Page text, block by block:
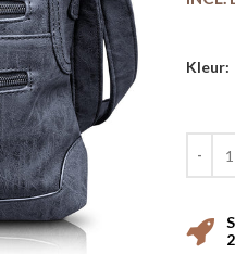
Kleur: